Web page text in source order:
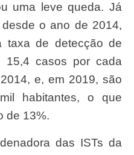
uma leve queda. Já
o ano de 2014,
taxa de detecção de
15,4 casos por cada
e, em 2019, são
habitantes, o que
de 13%.